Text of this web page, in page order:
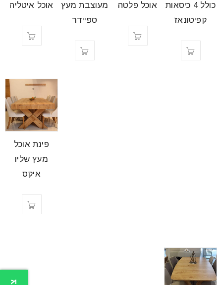
כולל 4 כיסאות
קפיטונאז
אוכל פלטה
מעוצבת מעץ
ספיידר
אוכל איטליה
פינת אוכל
מעץ שליו
איקס